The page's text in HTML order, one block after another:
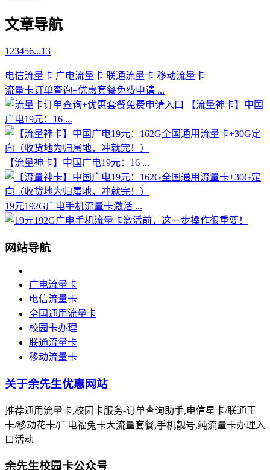
文章导航
1 23456...13
电信流量卡 广电流量卡 联通流量卡 移动流量卡
流量卡订单查询+优惠套餐免费申请 ...
【流量神卡】中国
广电19元：16 ...
【流量神卡】中国广电19元：16 ...
19元192G广电手机流量卡激活 ...
网站导航
广电流量卡
电信流量卡
全国通用流量卡
校园卡办理
联通流量卡
移动流量卡
关于余先生优惠网站
推荐通用流量卡,校园卡服务-订单查询助手,电信星卡/联通王
卡/移动花卡/广电福兔卡大流量套餐,手机靓号,纯流量卡办理入
口活动
余先生校园卡公众号